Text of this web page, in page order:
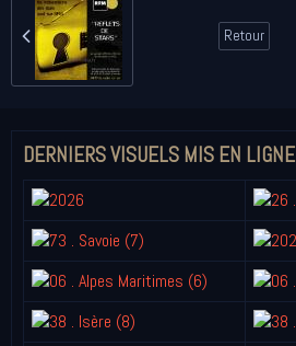
Retour
DERNIERS VISUELS MIS EN LIGNE